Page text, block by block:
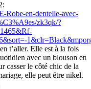
Robe-en-dentelle-avec-
zk3qk/?
t’aller. Elle est à la fois
avec un blouson en
casser le côté chic de la
elle peut être nikel.